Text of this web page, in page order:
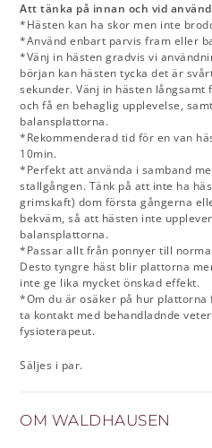
Att tänka på innan och vid
*Hästen kan ha skor men inte
*Använd enbart parvis fram eller
*Vänj in hästen gradvis vi
början kan hästen tycka det är
sekunder. Vänj in hästen
och få en behaglig upplevelse,
balansplattorna.
*Rekommenderad tid för en van
10min.
*Perfekt att använda i samband
stallgången. Tänk på att inte ha
grimskaft) dom första gångerna
bekväm, så att hästen inte
balansplattorna.
*Passar allt från ponnyer till
Desto tyngre häst blir plattorna
inte ge lika mycket önskad effekt.
*Om du är osäker på hur
ta kontakt med behandladnde
fysioterapeut.
Säljes i par.
OM WALDHAUSEN